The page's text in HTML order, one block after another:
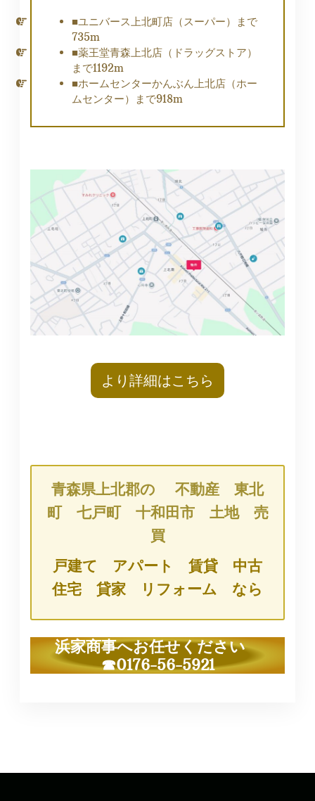
■ユニバース上北町店（スーパー）まで
735m
■薬王堂青森上北店（ドラッグストア）
まで1192m
■ホームセンターかんぶん上北店（ホー
ムセンター）まで918m
より詳細はこちら
青森県上北郡の 不動産 東北
町 七戸町 十和田市 土地 売
買
戸建て アパート 賃貸 中古
住宅 貸家 リフォーム なら
浜家商事へお任せください
☎0176-56-5921